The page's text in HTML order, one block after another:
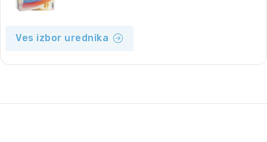
Ves izbor urednika